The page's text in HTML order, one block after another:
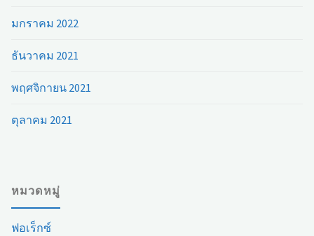
มกราคม 2022
ธันวาคม 2021
พฤศจิกายน 2021
ตุลาคม 2021
หมวดหมู่
ฟอเร็กซ์